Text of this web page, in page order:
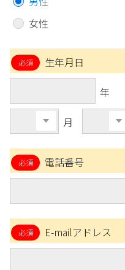
女性
生年月日
年
月
電話番号
E-mailアドレス